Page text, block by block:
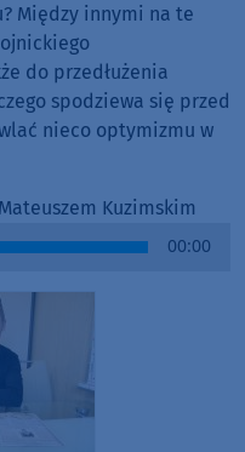
Między innymi na te
do przedłużenia
spodziewa się przed
nieco optymizmu w
Kuzimskim
00:00